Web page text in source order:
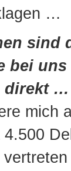
…
sind
bei uns
direkt …
mich
4.500